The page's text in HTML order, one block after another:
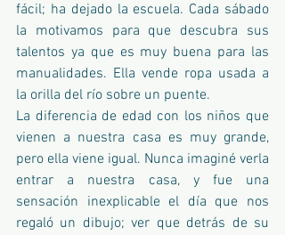
fácil; ha dejado la escuela. Cada sábado
la motivamos para que descubra sus
talentos ya que es muy buena para las
manualidades. Ella vende ropa usada a
la orilla del río sobre un puente.
La diferencia de edad con los niños que
vienen a nuestra casa es muy grande,
pero ella viene igual. Nunca imaginé verla
entrar a nuestra casa, y fue una
sensación inexplicable el día que nos
regaló un dibujo; ver que detrás de su